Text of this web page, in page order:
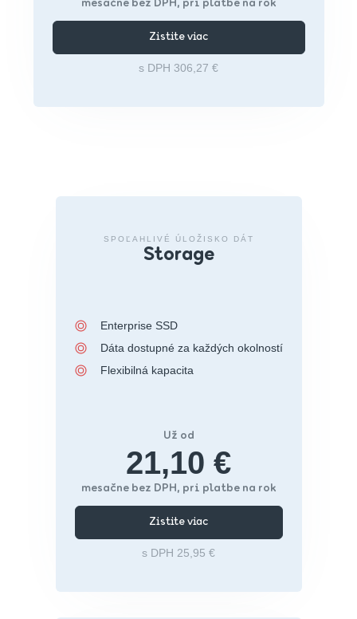
mesačne bez DPH, pri platbe na rok
Zistite viac
s DPH 306,27 €
SPOĽAHLIVÉ ÚLOŽISKO DÁT
Storage
Enterprise SSD
Dáta dostupné za každých okolností
Flexibilná kapacita
Už od
21,10 €
mesačne bez DPH, pri platbe na rok
Zistite viac
s DPH 25,95 €